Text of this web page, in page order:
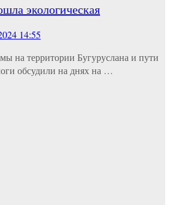
экологическая
14:55
на территории Бугуруслана и пути
обсудили на днях на …